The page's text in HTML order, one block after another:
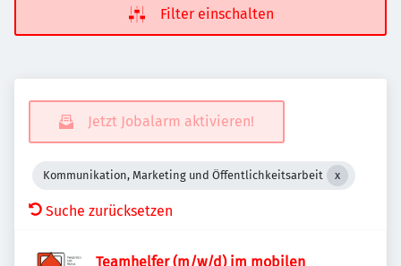
Filter einschalten
Jetzt Jobalarm aktivieren!
Kommunikation, Marketing und Öffentlichkeitsarbeit
Suche zurücksetzen
Teamhelfer (m/w/d) im mobilen